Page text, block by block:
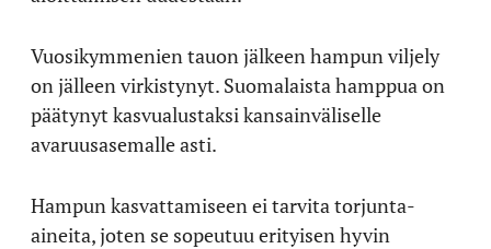
Vuosikymmenien tauon jälkeen hampun viljely
on jälleen virkistynyt. Suomalaista hamppua on
päätynyt kasvualustaksi kansainväliselle
avaruusasemalle asti.
Hampun kasvattamiseen ei tarvita torjunta-
aineita, joten se sopeutuu erityisen hyvin